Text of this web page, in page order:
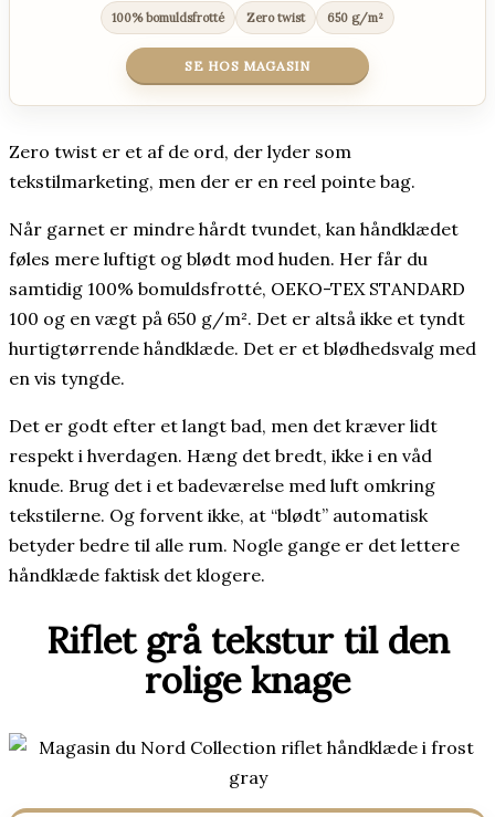
100% bomuldsfrotté Zero twist 650 g/m²
SE HOS MAGASIN
Zero twist er et af de ord, der lyder som
tekstilmarketing, men der er en reel pointe bag.
Når garnet er mindre hårdt tvundet, kan håndklædet
føles mere luftigt og blødt mod huden. Her får du
samtidig 100% bomuldsfrotté, OEKO-TEX STANDARD
100 og en vægt på 650 g/m². Det er altså ikke et tyndt
hurtigtørrende håndklæde. Det er et blødhedsvalg med
en vis tyngde.
Det er godt efter et langt bad, men det kræver lidt
respekt i hverdagen. Hæng det bredt, ikke i en våd
knude. Brug det i et badeværelse med luft omkring
tekstilerne. Og forvent ikke, at “blødt” automatisk
betyder bedre til alle rum. Nogle gange er det lettere
håndklæde faktisk det klogere.
Riflet grå tekstur til den
rolige knage